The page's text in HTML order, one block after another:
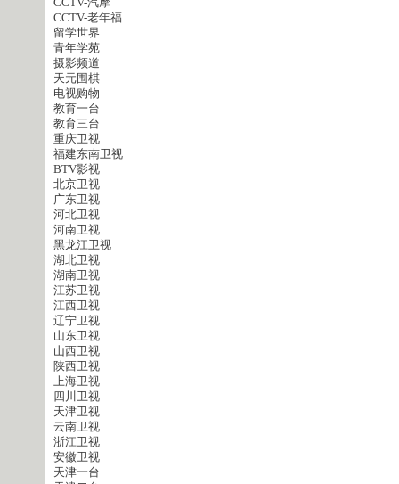
CCTV-老年福
留学世界
青年学苑
摄影频道
天元围棋
电视购物
教育一台
教育三台
重庆卫视
福建东南卫视
BTV影视
北京卫视
广东卫视
河北卫视
河南卫视
黑龙江卫视
湖北卫视
湖南卫视
江苏卫视
江西卫视
辽宁卫视
山东卫视
山西卫视
陕西卫视
上海卫视
四川卫视
天津卫视
云南卫视
浙江卫视
安徽卫视
天津一台